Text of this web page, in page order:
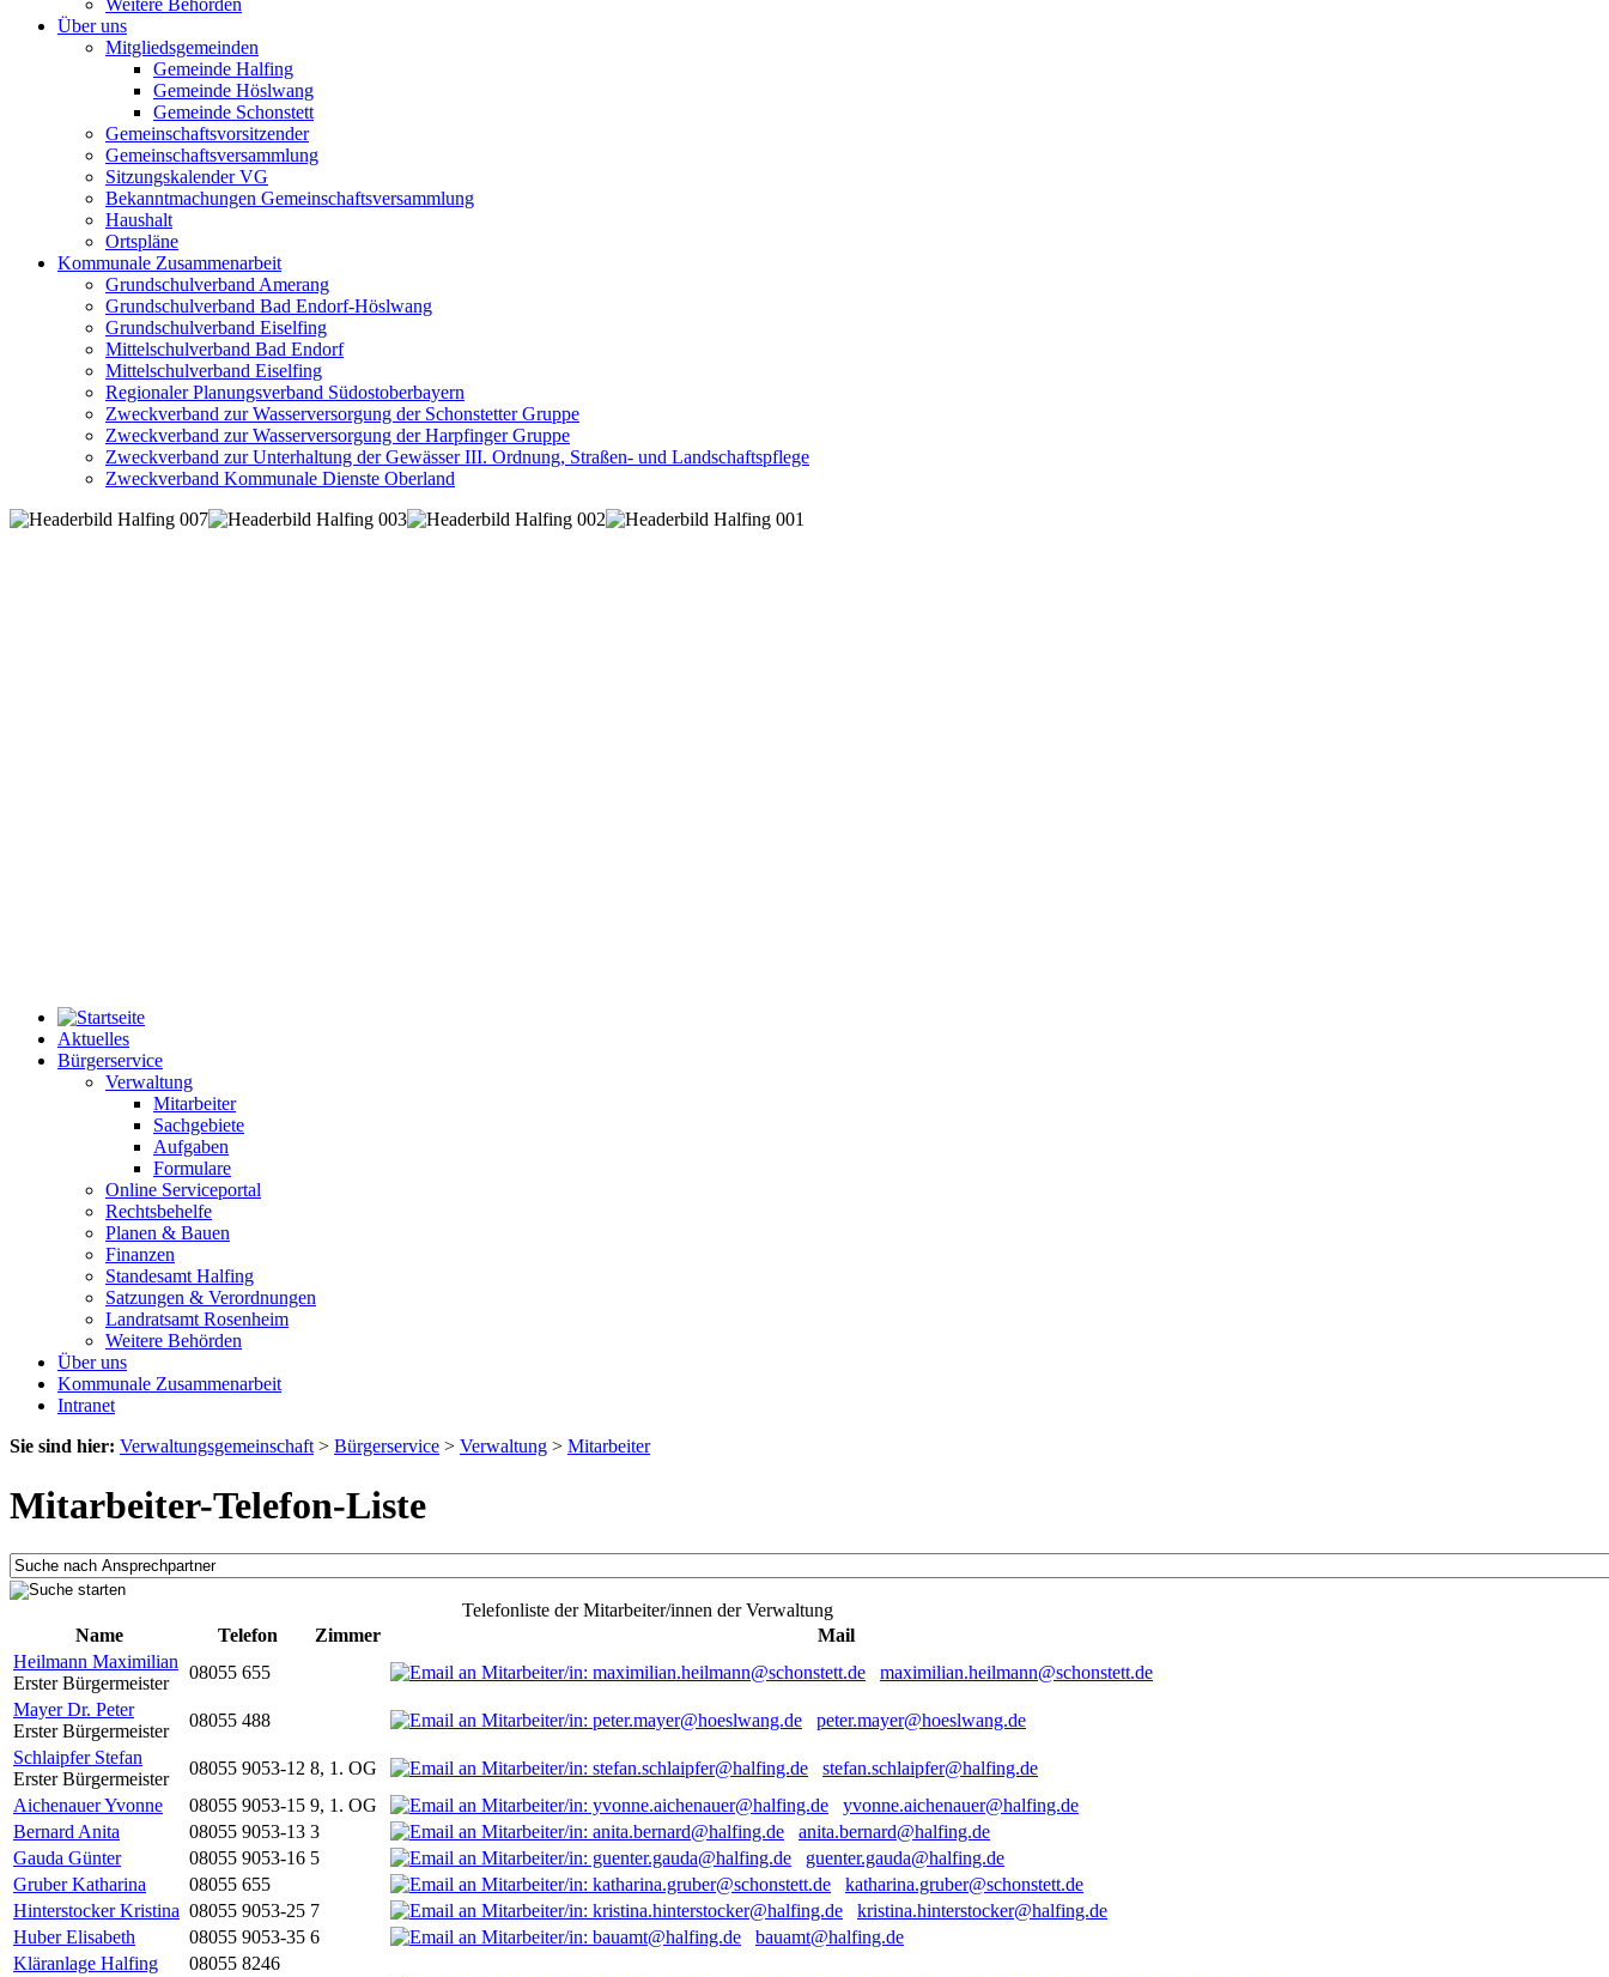
Weitere Behörden
Über uns
Mitgliedsgemeinden
Gemeinde Halfing
Gemeinde Höslwang
Gemeinde Schonstett
Gemeinschaftsvorsitzender
Gemeinschaftsversammlung
Sitzungskalender VG
Bekanntmachungen Gemeinschaftsversammlung
Haushalt
Ortspläne
Kommunale Zusammenarbeit
Grundschulverband Amerang
Grundschulverband Bad Endorf-Höslwang
Grundschulverband Eiselfing
Mittelschulverband Bad Endorf
Mittelschulverband Eiselfing
Regionaler Planungsverband Südostoberbayern
Zweckverband zur Wasserversorgung der Schonstetter Gruppe
Zweckverband zur Wasserversorgung der Harpfinger Gruppe
Zweckverband zur Unterhaltung der Gewässer III. Ordnung, Straßen- und Landschaftspflege
Zweckverband Kommunale Dienste Oberland
Aktuelles
Bürgerservice
Verwaltung
Mitarbeiter
Sachgebiete
Aufgaben
Formulare
Online Serviceportal
Rechtsbehelfe
Planen & Bauen
Finanzen
Standesamt Halfing
Satzungen & Verordnungen
Landratsamt Rosenheim
Weitere Behörden
Über uns
Kommunale Zusammenarbeit
Intranet
Sie sind hier: Verwaltungsgemeinschaft > Bürgerservice > Verwaltung > Mitarbeiter
Mitarbeiter-Telefon-Liste
Telefonliste der Mitarbeiter/innen der Verwaltung
Name
Telefon Zimmer
Mail
Heilmann Maximilian
Erster Bürgermeister
08055 655
maximilian.heilmann@schonstett.de
Mayer Dr. Peter
Erster Bürgermeister
08055 488
peter.mayer@hoeslwang.de
Schlaipfer Stefan
Erster Bürgermeister
08055 9053-12 8, 1. OG
stefan.schlaipfer@halfing.de
Aichenauer Yvonne
08055 9053-15 9, 1. OG
yvonne.aichenauer@halfing.de
Bernard Anita
08055 9053-13 3
anita.bernard@halfing.de
Gauda Günter
08055 9053-16 5
guenter.gauda@halfing.de
Gruber Katharina
08055 655
katharina.gruber@schonstett.de
Hinterstocker Kristina 08055 9053-25 7
kristina.hinterstocker@halfing.de
Huber Elisabeth
08055 9053-35 6
bauamt@halfing.de
Kläranlage Halfing
08055 8246